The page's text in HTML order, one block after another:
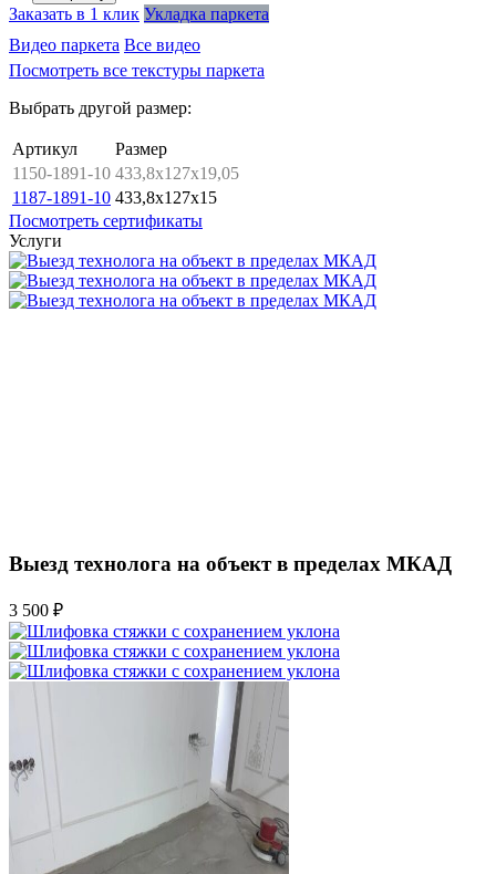
Заказать в 1 клик Укладка паркета
Видео паркета Все видео
Посмотреть все текстуры паркета
Выбрать другой размер:
Артикул
Размер
1150-1891-10 433,8x127x19,05
1187-1891-10 433,8x127x15
Посмотреть сертификаты
Услуги
Выезд технолога на объект в пределах МКАД
3 500 ₽